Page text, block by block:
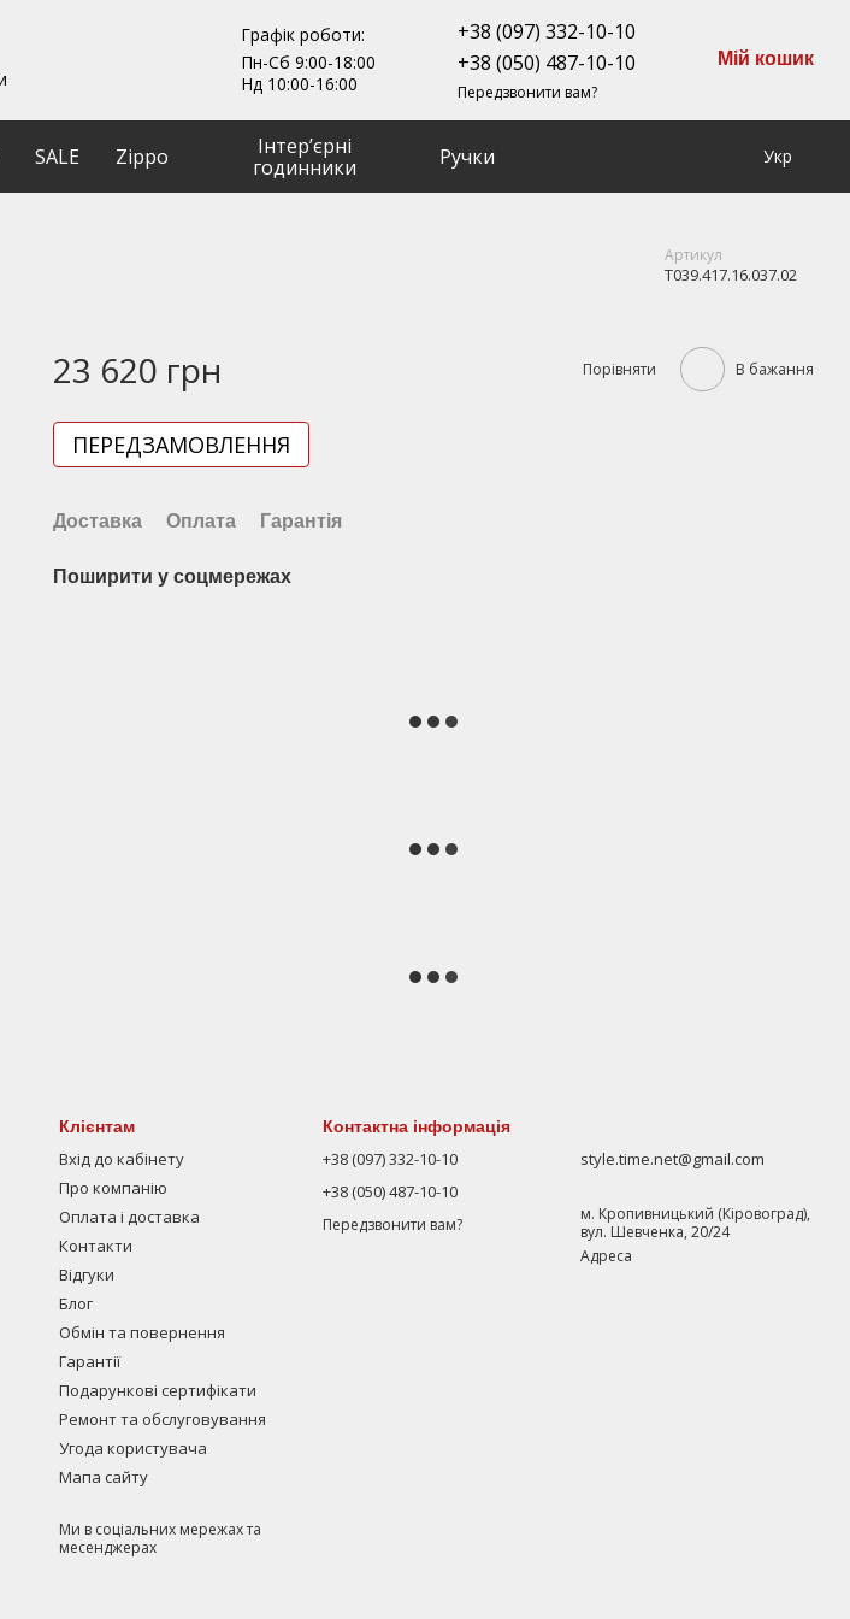
Графік роботи:
Пн-Сб 9:00-18:00
Нд 10:00-16:00
+38 (097) 332-10-10
+38 (050) 487-10-10
Передзвонити вам?
Мій кошик
SALE Zippo
Інтерʼєрні
годинники
Ручки Укр
Артикул
T039.417.16.037.02
23 620 грн Порівняти В бажання
ПЕРЕДЗАМОВЛЕННЯ
Доставка Оплата Гарантія
Поширити у соцмережах
Клієнтам
Вхід до кабінету
Про компанію
Оплата і доставка
Контакти
Відгуки
Блог
Обмін та повернення
Гарантії
Подарункові сертифікати
Ремонт та обслуговування
Угода користувача
Мапа сайту
Ми в соціальних мережах та
месенджерах
Контактна інформація
+38 (097) 332-10-10
+38 (050) 487-10-10
Передзвонити вам?
style.time.net@gmail.com
м. Кропивницький (Кіровоград),
вул. Шевченка, 20/24
Адреса